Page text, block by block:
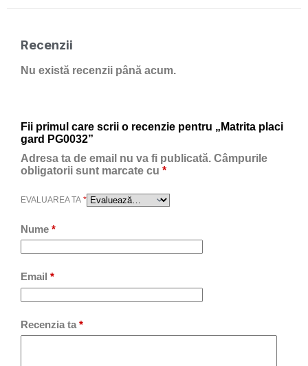
Recenzii
Nu există recenzii până acum.
Fii primul care scrii o recenzie pentru „Matrita placi
gard PG0032”
Adresa ta de email nu va fi publicată. Câmpurile
obligatorii sunt marcate cu *
EVALUAREA TA *
Nume *
Email *
Recenzia ta *